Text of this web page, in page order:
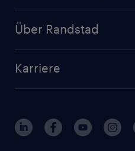
Initiativbewerbung
Randstad Akademie
Branchen
Über Randstad
Interne Karriere
FAQ - Bewerber / Kunden
Karriere
Berufsprofile
Gehaltsthemen